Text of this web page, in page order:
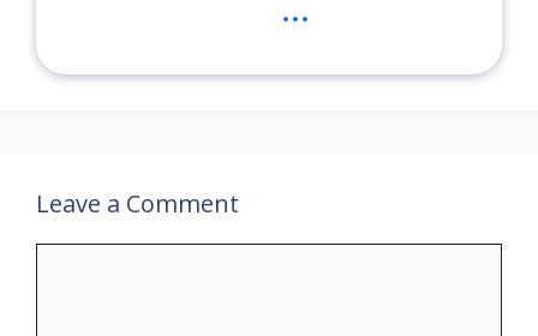
Leave a Comment